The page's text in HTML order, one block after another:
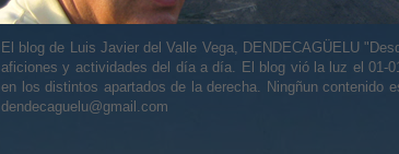
El blog de Luis Javier del Valle Vega, DENDECAGÜELU
aficiones y actividades del día a día. El blog vió la luz el 01-
en los distintos apartados de la derecha. Ningñun contenido
dendecaguelu@gmail.com